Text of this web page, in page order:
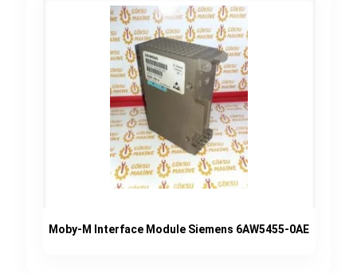
Moby-M Interface Module Siemens 6AW5455-0AE